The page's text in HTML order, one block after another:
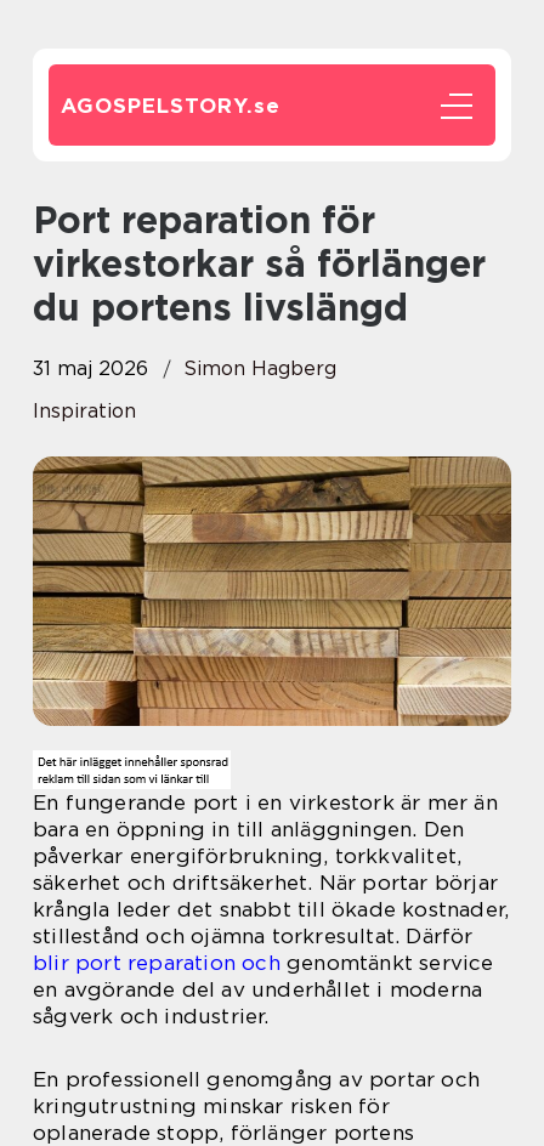
AGOSPELSTORY.se
Port reparation för
virkestorkar så förlänger
du portens livslängd
31 maj 2026
Simon Hagberg
Inspiration
En fungerande port i en virkestork är mer än
bara en öppning in till anläggningen. Den
påverkar energiförbrukning, torkkvalitet,
säkerhet och driftsäkerhet. När portar börjar
krångla leder det snabbt till ökade kostnader,
stillestånd och ojämna torkresultat. Därför
blir port reparation och genomtänkt service
en avgörande del av underhållet i moderna
sågverk och industrier.
En professionell genomgång av portar och
kringutrustning minskar risken för
oplanerade stopp, förlänger portens